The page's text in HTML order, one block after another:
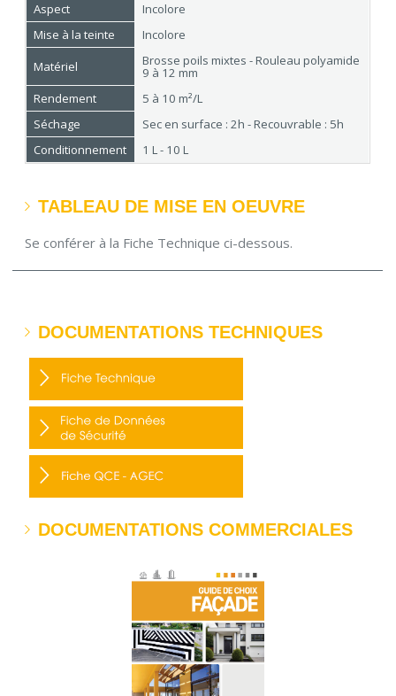
Aspect
Incolore
Mise à la teinte
Incolore
Matériel
Brosse poils mixtes - Rouleau polyamide
9 à 12 mm
Rendement
5 à 10 m²/L
Séchage
Sec en surface : 2h - Recouvrable : 5h
Conditionnement
1 L - 10 L
TABLEAU DE MISE EN OEUVRE
Se conférer à la Fiche Technique ci-dessous.
DOCUMENTATIONS TECHNIQUES
DOCUMENTATIONS COMMERCIALES